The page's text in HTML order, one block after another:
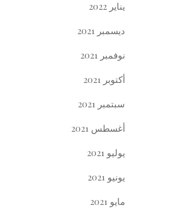
يناير 2022
ديسمبر 2021
نوفمبر 2021
أكتوبر 2021
سبتمبر 2021
أغسطس 2021
يوليو 2021
يونيو 2021
مايو 2021